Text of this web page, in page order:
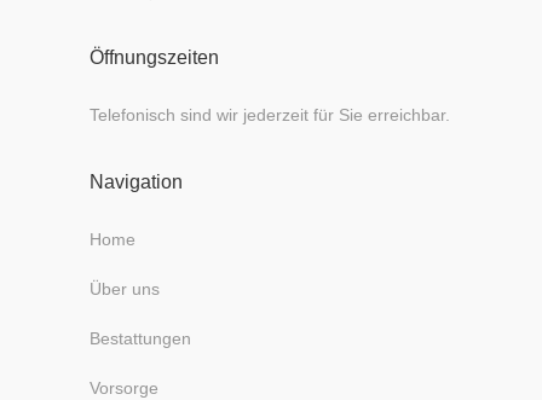
Öffnungszeiten
Telefonisch sind wir jederzeit für Sie erreichbar.
Navigation
Home
Über uns
Bestattungen
Vorsorge